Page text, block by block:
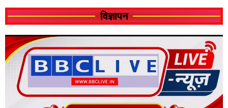
विज्ञापन